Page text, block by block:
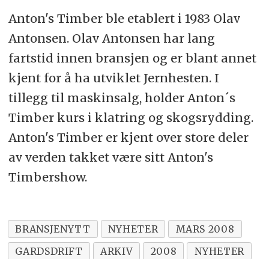
Anton's Timber ble etablert i 1983 Olav
Antonsen. Olav Antonsen har lang
fartstid innen bransjen og er blant annet
kjent for å ha utviklet Jernhesten. I
tillegg til maskinsalg, holder Anton´s
Timber kurs i klatring og skogsrydding.
Anton's Timber er kjent over store deler
av verden takket være sitt Anton's
Timbershow.
BRANSJENYTT NYHETER
MARS 2008
GARDSDRIFT
ARKIV 2008
NYHETER